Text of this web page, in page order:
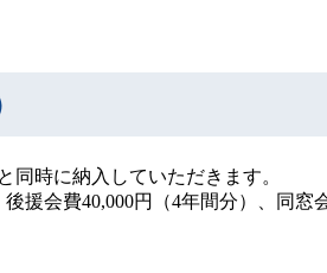
同時に納入していただきます。
援会費40,000円（4年間分）、同窓